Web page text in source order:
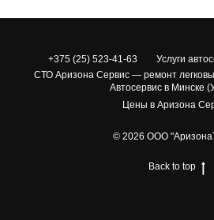
+375 (25) 523-41-63 Услуги
СТО Аризона Сервис — ремонт
Автосервис в Минске
Цены в Аризона
© 2026 ООО
Back to top